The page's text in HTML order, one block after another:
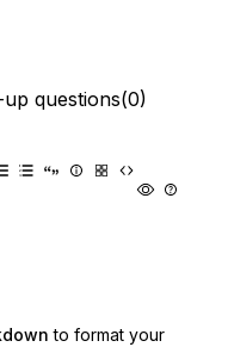
questions(0)
to format your